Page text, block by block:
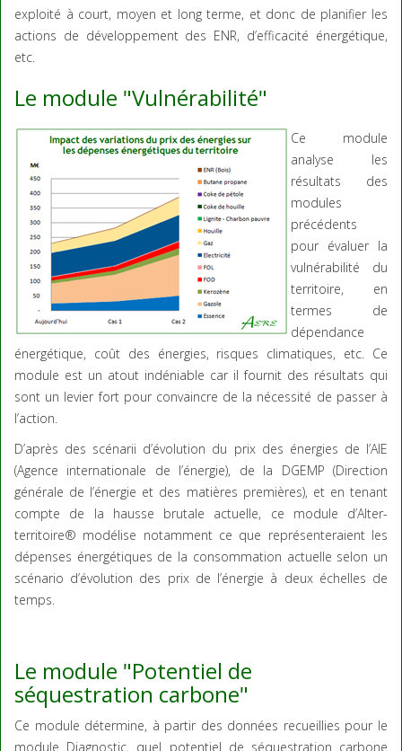
exploité à court, moyen et long terme, et donc de planifier les
actions de développement des ENR, d’efficacité énergétique,
etc.
Le module "Vulnérabilité"
Ce module
analyse les
résultats des
modules
précédents
pour évaluer la
vulnérabilité du
territoire, en
termes de
dépendance
énergétique, coût des énergies, risques climatiques, etc. Ce
module est un atout indéniable car il fournit des résultats qui
sont un levier fort pour convaincre de la nécessité de passer à
l’action.
D’après des scénarii d’évolution du prix des énergies de l’AIE
(Agence internationale de l’énergie), de la DGEMP (Direction
générale de l’énergie et des matières premières), et en tenant
compte de la hausse brutale actuelle, ce module d’Alter-
territoire® modélise notamment ce que représenteraient les
dépenses énergétiques de la consommation actuelle selon un
scénario d’évolution des prix de l’énergie à deux échelles de
temps.
Le module "Potentiel de
séquestration carbone"
Ce module détermine, à partir des données recueillies pour le
module Diagnostic, quel potentiel de séquestration carbone